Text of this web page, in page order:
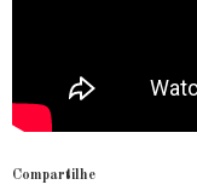
Compartilhe